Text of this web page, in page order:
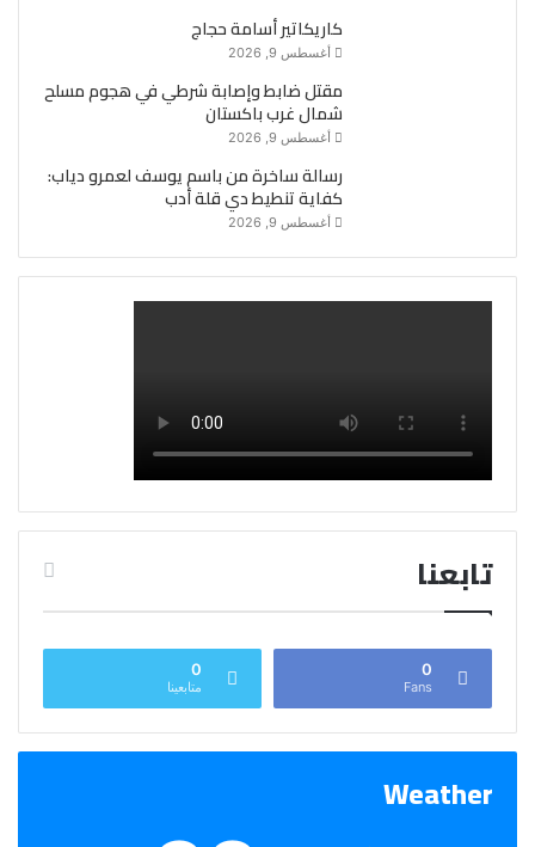
كاريكاتير أسامة حجاج
أغسطس 9, 2026
مقتل ضابط وإصابة شرطي في هجوم مسلح
شمال غرب باكستان
أغسطس 9, 2026
رسالة ساخرة من باسم يوسف لعمرو دياب:
كفاية تنطيط دي قلة أدب
أغسطس 9, 2026
تابعنا
0
Fans
0
متابعينا
Weather